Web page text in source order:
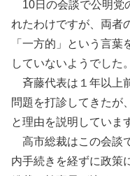
10日の会談で公明党
れたわけですが、両者
「一方的」という言
していないようでした。
斉藤代表は１年以上
問題を打診してきたが
と理由を説明していま
高市総裁はこの会談
内手続きを経ずに政策